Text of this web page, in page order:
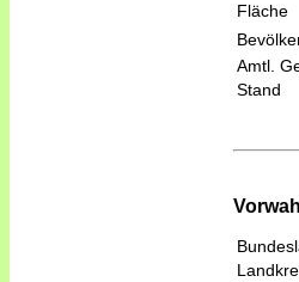
Fläche
Amtl.
Stand